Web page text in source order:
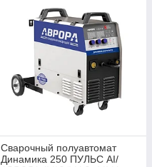
Сварочный полуавтомат
Динамика 250 ПУЛЬС AI/